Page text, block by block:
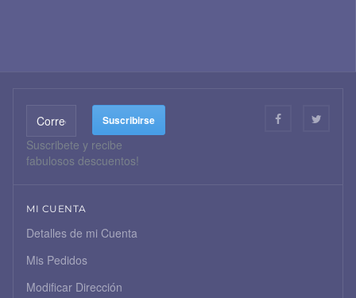
Suscribete y recibe
fabulosos descuentos!
MI CUENTA
Detalles de mi Cuenta
Mis Pedidos
Modificar Dirección